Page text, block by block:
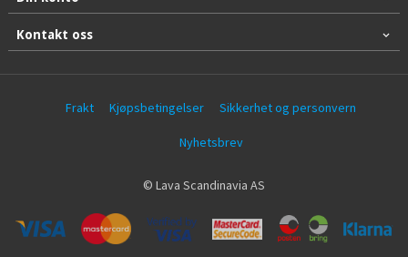
Kontakt oss
Frakt Kjøpsbetingelser Sikkerhet og personvern
Nyhetsbrev
© Lava Scandinavia AS